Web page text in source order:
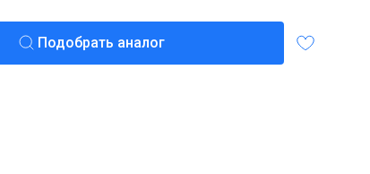
Подобрать аналог